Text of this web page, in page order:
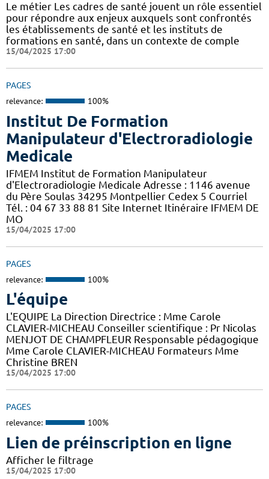
Le métier Les cadres de santé jouent un rôle essentiel
pour répondre aux enjeux auxquels sont confrontés
les établissements de santé et les instituts de
formations en santé, dans un contexte de comple
15/04/2025 17:00
PAGES
relevance: 100%
Institut De Formation
Manipulateur d'Electroradiologie
Medicale
IFMEM Institut de Formation Manipulateur
d'Electroradiologie Medicale Adresse : 1146 avenue
du Père Soulas 34295 Montpellier Cedex 5 Courriel
Tél. : 04 67 33 88 81 Site Internet Itinéraire IFMEM DE
MO
15/04/2025 17:00
PAGES
relevance: 100%
L'équipe
L'EQUIPE La Direction Directrice : Mme Carole
CLAVIER-MICHEAU Conseiller scientifique : Pr Nicolas
MENJOT DE CHAMPFLEUR Responsable pédagogique
Mme Carole CLAVIER-MICHEAU Formateurs Mme
Christine BREN
15/04/2025 17:00
PAGES
relevance: 100%
Lien de préinscription en ligne
Afficher le filtrage
15/04/2025 17:00